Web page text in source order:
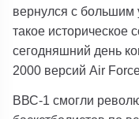
вернулся с большим
такое историческое
сегодняшний день
2000 версий Air
ВВС-1 смогли